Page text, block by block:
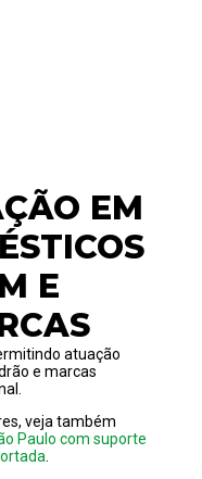
EM
E
atuação
e marcas
veja também
Paulo com suporte